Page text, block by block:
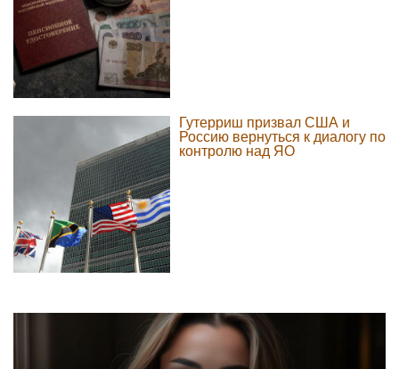
Гутерриш призвал США и
Россию вернуться к диалогу по
контролю над ЯО